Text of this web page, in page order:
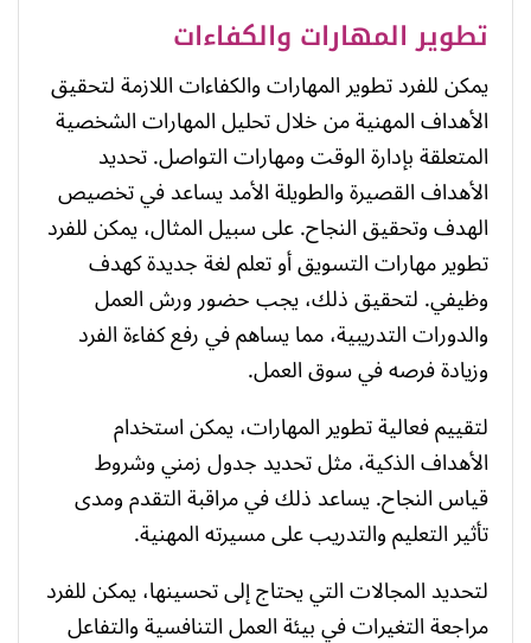
تطوير المهارات والكفاءات
يمكن للفرد تطوير المهارات والكفاءات اللازمة لتحقيق
الأهداف المهنية من خلال تحليل المهارات الشخصية
المتعلقة بإدارة الوقت ومهارات التواصل. تحديد
الأهداف القصيرة والطويلة الأمد يساعد في تخصيص
الهدف وتحقيق النجاح. على سبيل المثال، يمكن للفرد
تطوير مهارات التسويق أو تعلم لغة جديدة كهدف
وظيفي. لتحقيق ذلك، يجب حضور ورش العمل
والدورات التدريبية، مما يساهم في رفع كفاءة الفرد
وزيادة فرصه في سوق العمل.
لتقييم فعالية تطوير المهارات، يمكن استخدام
الأهداف الذكية، مثل تحديد جدول زمني وشروط
قياس النجاح. يساعد ذلك في مراقبة التقدم ومدى
تأثير التعليم والتدريب على مسيرته المهنية.
لتحديد المجالات التي يحتاج إلى تحسينها، يمكن للفرد
مراجعة التغيرات في بيئة العمل التنافسية والتفاعل